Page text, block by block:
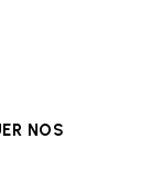
NOS